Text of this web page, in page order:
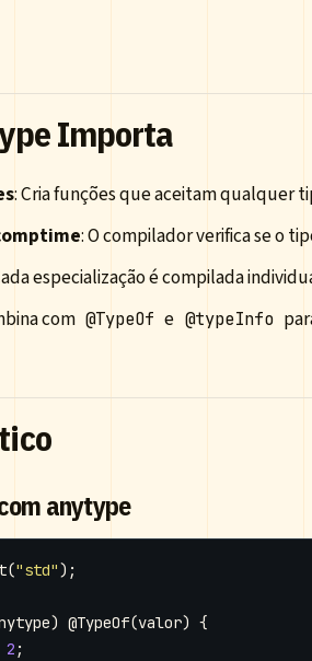
Importa
: Cria funções que aceitam qualquer
: O compilador verifica se o
especialização é compilada
com @TypeOf e @typeInfo
anytype
("std");
) @TypeOf(valor) {
2 ;